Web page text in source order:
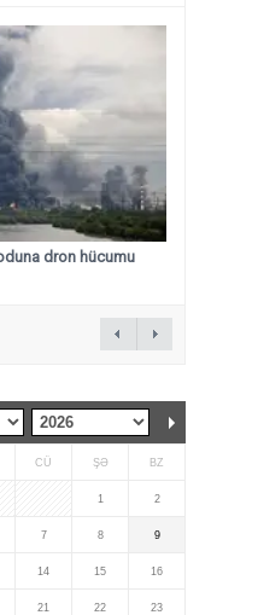
dron hücumu
CÜ ŞƏ BZ
1 2
7 8 9
14 15 16
21 22 23